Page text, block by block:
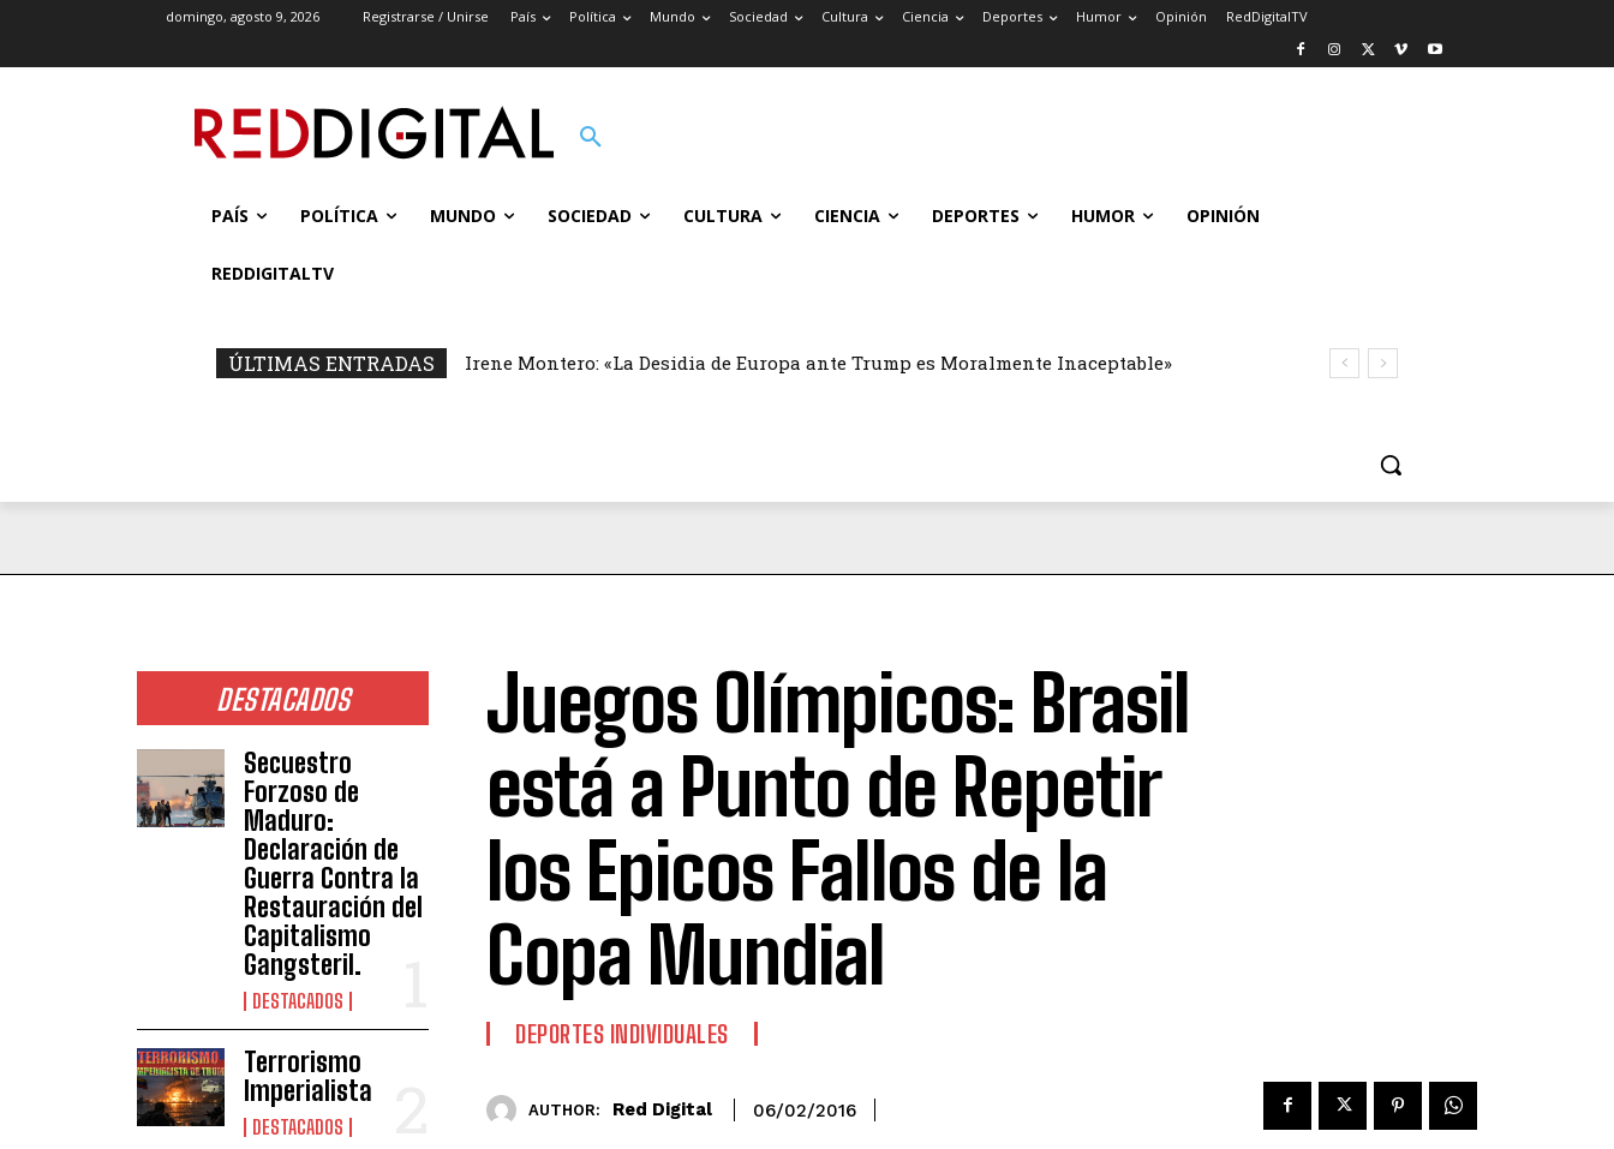
domingo, agosto 9, 2026 Registrarse / Unirse País Política Mundo Sociedad Cultura Ciencia Deportes Humor Opinión RedDigitalTV
PAÍS POLÍTICA MUNDO SOCIEDAD CULTURA CIENCIA DEPORTES HUMOR OPINIÓN
REDDIGITALTV
ÚLTIMAS ENTRADAS Irene Montero: «La Desidia de Europa ante Trump es Moralmente Inaceptable»
DESTACADOS
Secuestro
Forzoso de
Maduro:
Declaración de
Guerra Contra la
Restauración del
Capitalismo
Gangsteril.
DESTACADOS
Terrorismo
Imperialista
DESTACADOS
Juegos Olímpicos: Brasil
está a Punto de Repetir
los Epicos Fallos de la
Copa Mundial
DEPORTES INDIVIDUALES
AUTHOR: Red Digital 06/02/2016